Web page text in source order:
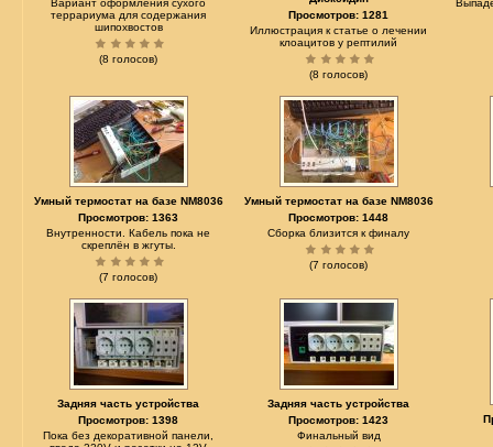
Вариант оформления сухого
террариума для содержания
шипохвостов
(8 голосов)
Просмотров: 1281
Иллюстрация к статье о лечении
клоацитов у рептилий
(8 голосов)
Умный термостат на базе NM8036
Просмотров: 1363
Внутренности. Кабель пока не
скреплён в жгуты.
(7 голосов)
Умный термостат на базе NM8036
Просмотров: 1448
Сборка близится к финалу
(7 голосов)
Задняя часть устройства
Просмотров: 1398
Пока без декоративной панели,
Задняя часть устройства
Просмотров: 1423
Финальный вид